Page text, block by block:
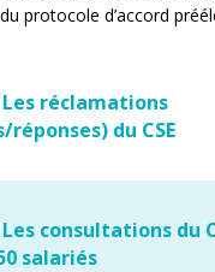
protocole d’accord
réclamations
du CSE
consultations du
salariés